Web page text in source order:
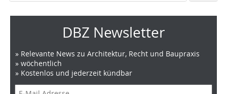
DBZ Newsletter
» Relevante News zu Architektur, Recht und Baupraxis
» wöchentlich
» Kostenlos und jederzeit kündbar